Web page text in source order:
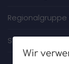
Spenden
Wir